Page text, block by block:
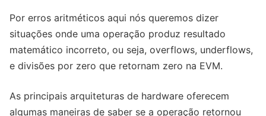
Por erros aritméticos aqui nós queremos dizer
situações onde uma operação produz resultado
matemático incorreto, ou seja, overflows, underflows,
e divisões por zero que retornam zero na EVM.
As principais arquiteturas de hardware oferecem
algumas maneiras de saber se a operação retornou